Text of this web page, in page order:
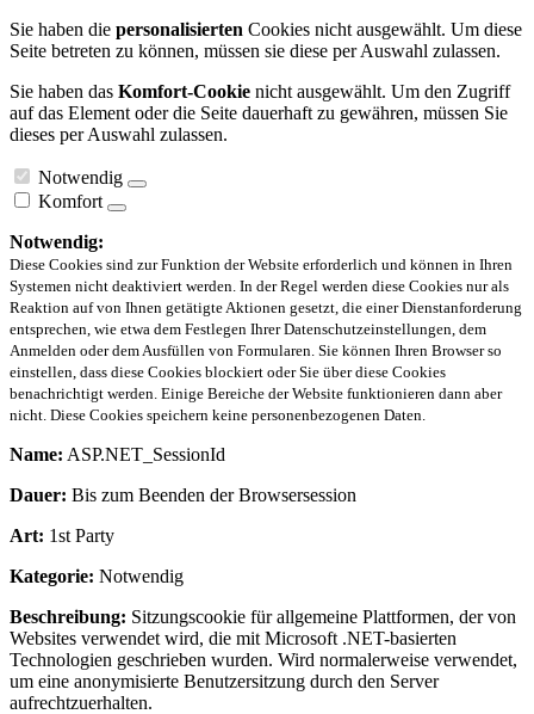
Sie haben die personalisierten Cookies nicht ausgewählt. Um diese
Seite betreten zu können, müssen sie diese per Auswahl zulassen.
Sie haben das Komfort-Cookie nicht ausgewählt. Um den Zugriff
auf das Element oder die Seite dauerhaft zu gewähren, müssen Sie
dieses per Auswahl zulassen.
Notwendig
Komfort
Notwendig:
Diese Cookies sind zur Funktion der Website erforderlich und können in Ihren
Systemen nicht deaktiviert werden. In der Regel werden diese Cookies nur als
Reaktion auf von Ihnen getätigte Aktionen gesetzt, die einer Dienstanforderung
entsprechen, wie etwa dem Festlegen Ihrer Datenschutzeinstellungen, dem
Anmelden oder dem Ausfüllen von Formularen. Sie können Ihren Browser so
einstellen, dass diese Cookies blockiert oder Sie über diese Cookies
benachrichtigt werden. Einige Bereiche der Website funktionieren dann aber
nicht. Diese Cookies speichern keine personenbezogenen Daten.
Name: ASP.NET_SessionId
Dauer: Bis zum Beenden der Browsersession
Art: 1st Party
Kategorie: Notwendig
Beschreibung: Sitzungscookie für allgemeine Plattformen, der von
Websites verwendet wird, die mit Microsoft .NET-basierten
Technologien geschrieben wurden. Wird normalerweise verwendet,
um eine anonymisierte Benutzersitzung durch den Server
aufrechtzuerhalten.